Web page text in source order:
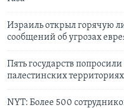
Израиль открыл горячую
сообщений об угрозах
Пять государств
палестинских территориях
NYT: Более 500